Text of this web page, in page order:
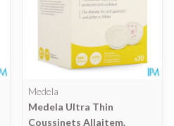
Medela
Medela Ultra Thin
Coussinets Allaitem.